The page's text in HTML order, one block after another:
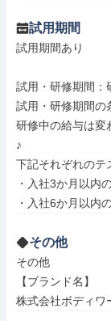
試用期間
試用期間あり
試用・研修期間：
試用・研修期間の
研修中の給与は変
♪
下記それぞれのテ
・入社3か月以内
その他
その他
【ブランド名】
株式会社ボディワ